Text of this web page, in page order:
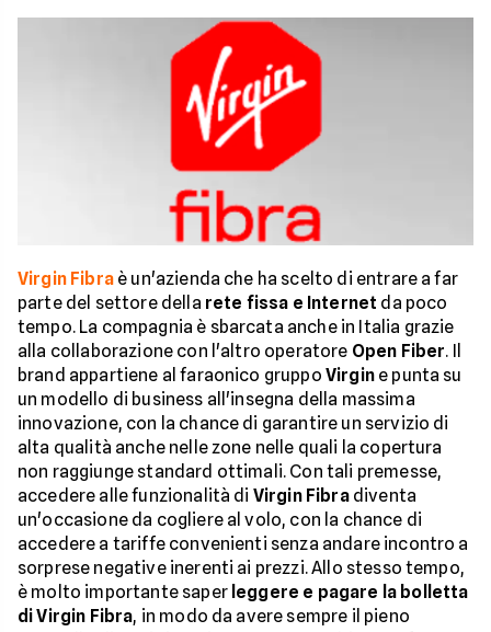
Virgin Fibraè un'azienda che ha scelto di entrare a far
parte del settore della rete fissa e Internet da poco
tempo. La compagnia è sbarcata anche in Italia grazie
alla collaborazione con l'altro operatore Open Fiber. Il
brand appartiene al faraonico gruppo Virgine punta su
un modello di business all'insegna della massima
innovazione, con la chance di garantire un servizio di
alta qualità anche nelle zone nelle quali la copertura
non raggiunge standard ottimali. Con tali premesse,
accedere alle funzionalità di Virgin Fibradiventa
un'occasione da cogliere al volo, con la chance di
accedere a tariffe convenienti senza andare incontro a
sorprese negative inerenti ai prezzi. Allo stesso tempo,
è molto importante saper leggere e pagare la bolletta
di Virgin Fibra, in modo da avere sempre il pieno